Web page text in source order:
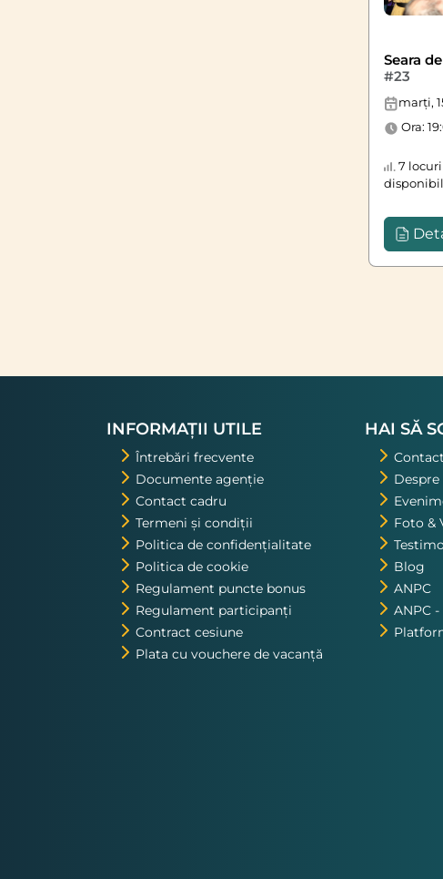
Seara
#23
marți,
Ora:
7 locuri
INFORMAȚII UTILE
Întrebări frecvente
Documente agenție
Contact cadru
Termeni și condiții
Politica de confidențialitate
Politica de cookie
Regulament puncte bonus
Regulament participanți
Contract cesiune
Plata cu vouchere de vacanță
HAI SĂ
Contact
Despre
Foto &
Blog
ANPC
ANPC -